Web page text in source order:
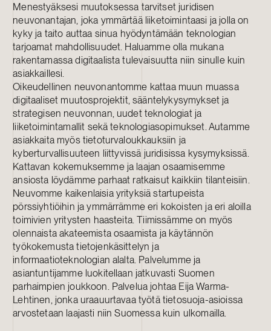
Menestyäksesi muutoksessa tarvitset juridisen
neuvonantajan, joka ymmärtää liiketoimintaasi ja jolla on
kyky ja taito auttaa sinua hyödyntämään teknologian
tarjoamat mahdollisuudet. Haluamme olla mukana
rakentamassa digitaalista tulevaisuutta niin sinulle kuin
asiakkaillesi.
Oikeudellinen neuvonantomme kattaa muun muassa
digitaaliset muutosprojektit, sääntelykysymykset ja
strategisen neuvonnan, uudet teknologiat ja
liiketoimintamallit sekä teknologiasopimukset. Autamme
asiakkaita myös tietoturvaloukkauksiin ja
kyberturvallisuuteen liittyvissä juridisissa kysymyksissä.
Kattavan kokemuksemme ja laajan osaamisemme
ansiosta löydämme parhaat ratkaisut kaikkiin tilanteisiin.
Neuvomme kaikenlaisia yrityksiä startupeista
pörssiyhtiöihin ja ymmärrämme eri kokoisten ja eri aloilla
toimivien yritysten haasteita. Tiimissämme on myös
olennaista akateemista osaamista ja käytännön
työkokemusta tietojenkäsittelyn ja
informaatioteknologian alalta. Palvelumme ja
asiantuntijamme luokitellaan jatkuvasti Suomen
parhaimpien joukkoon. Palvelua johtaa Eija Warma-
Lehtinen, jonka uraauurtavaa työtä tietosuoja-asioissa
arvostetaan laajasti niin Suomessa kuin ulkomailla.